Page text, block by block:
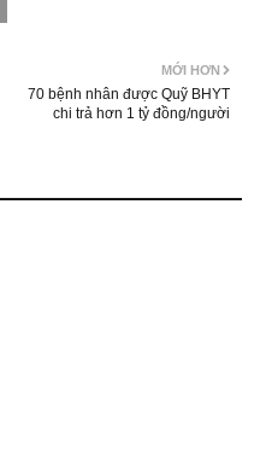
MỚI HƠN
70 bệnh nhân được Quỹ BHYT
chi trả hơn 1 tỷ đồng/người